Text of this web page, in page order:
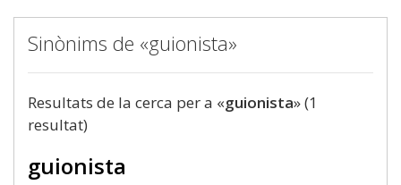
Sinònims de «guionista»
Resultats de la cerca per a «guionista» (1
resultat)
guionista